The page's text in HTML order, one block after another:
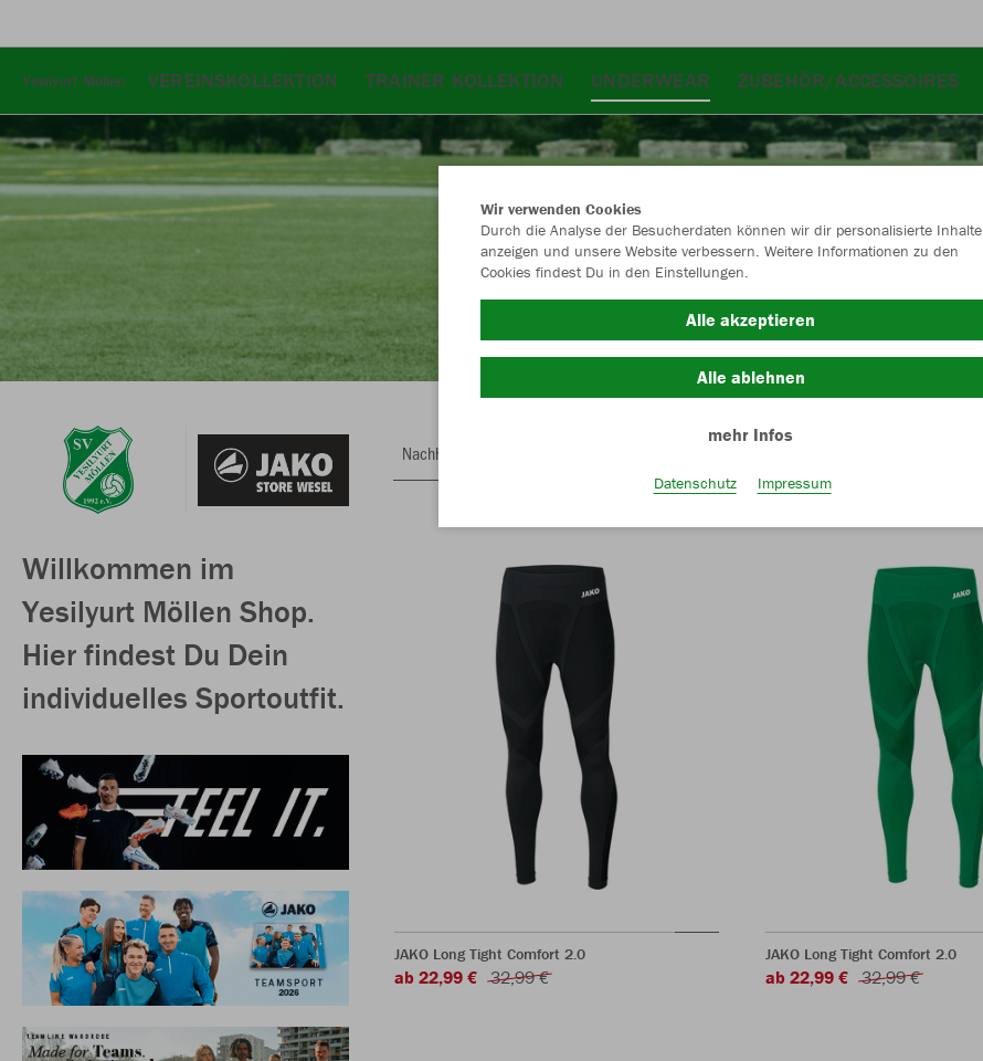
Yesilyurt Möllen VEREINSKOLLEKTION TRAINER KOLLEKTION UNDERWEAR ZUBEHÖR/ACCESSOIRES
Willkommen im
Yesilyurt Möllen Shop.
Hier findest Du Dein
individuelles Sportoutfit.
Nachhaltig
JAKO Long Tight Comfort 2.0
ab 22,99 € 32,99 €
JAKO Long Tight Comfort 2.0
ab 22,99 € 32,99 €
Wir verwenden Cookies
Durch die Analyse der Besucherdaten können wir dir personalisierte Inhalte
anzeigen und unsere Website verbessern. Weitere Informationen zu den
Cookies findest Du in den Einstellungen.
Alle akzeptieren
Alle ablehnen
mehr Infos
Datenschutz Impressum